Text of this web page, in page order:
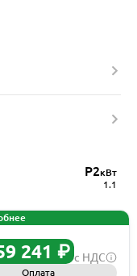
P2кВт
1.1
241 ₽ с НДС
Оплата